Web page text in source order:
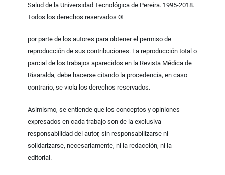
Salud de la Universidad Tecnológica de Pereira. 1995-2018.
Todos los derechos reservados ®
por parte de los autores para obtener el permiso de
reproducción de sus contribuciones. La reproducción total o
parcial de los trabajos aparecidos en la Revista Médica de
Risaralda, debe hacerse citando la procedencia, en caso
contrario, se viola los derechos reservados.
Asimismo, se entiende que los conceptos y opiniones
expresados en cada trabajo son de la exclusiva
responsabilidad del autor, sin responsabilizarse ni
solidarizarse, necesariamente, ni la redacción, ni la
editorial.